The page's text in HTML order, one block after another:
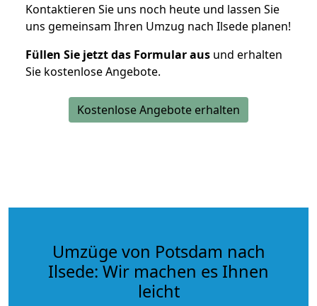
Kontaktieren Sie uns noch heute und lassen Sie
uns gemeinsam Ihren Umzug nach Ilsede planen!
Füllen Sie jetzt das Formular aus und erhalten
Sie kostenlose Angebote.
Kostenlose Angebote erhalten
Umzüge von Potsdam nach
Ilsede: Wir machen es Ihnen
leicht